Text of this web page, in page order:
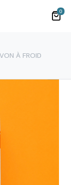
0
À FROID